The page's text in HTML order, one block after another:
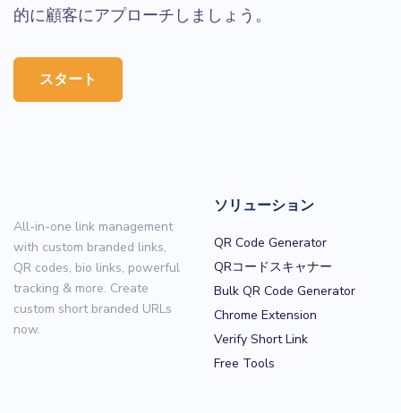
的に顧客にアプローチしましょう。
スタート
All-in-one link management
with custom branded links,
QR codes, bio links, powerful
tracking & more. Create
custom short branded URLs
now.
ソリューション
QR Code Generator
QRコードスキャナー
Bulk QR Code Generator
Chrome Extension
Verify Short Link
Free Tools